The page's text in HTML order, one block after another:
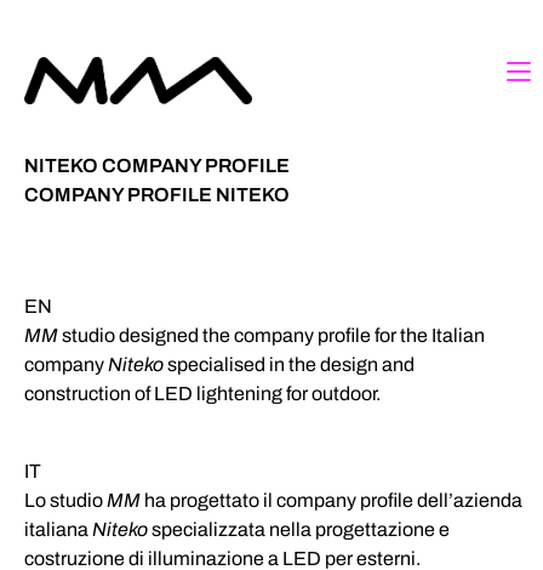
NITEKO COMPANY PROFILE
COMPANY PROFILE NITEKO
EN
MMstudio designed the company profile for the Italian
company Nitekospecialised in the design and
construction of LED lightening for outdoor.
IT
Lo studio MM ha progettato il company profile dell’azienda
italiana Nitekospecializzata nella progettazione e
costruzione di illuminazione a LED per esterni.